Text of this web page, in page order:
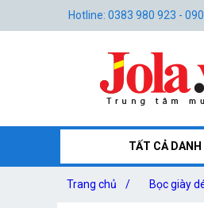
Hotline: 0383 980 923 -
TẤT CẢ
Trang chủ / Bọc giày